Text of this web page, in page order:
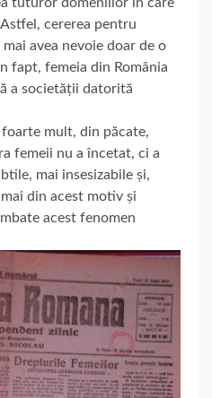
tuturor domeniilor în care
cererea pentru
avea nevoie doar de o
fapt, femeia din România
a societății datorită
mult, din păcate,
femeii nu a încetat, ci a
mai insesizabile și,
din acest motiv și
acest fenomen